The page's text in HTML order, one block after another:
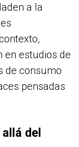
a la
en estudios de
de consumo
pensadas
del